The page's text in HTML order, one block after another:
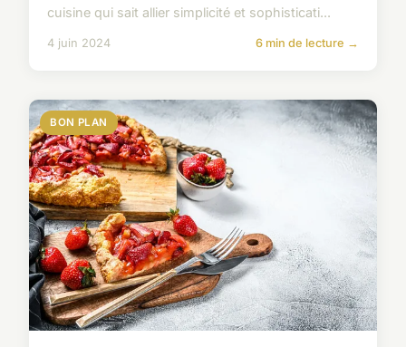
cuisine qui sait allier simplicité et sophisticati...
4 juin 2024 6 min de lecture →
BON PLAN